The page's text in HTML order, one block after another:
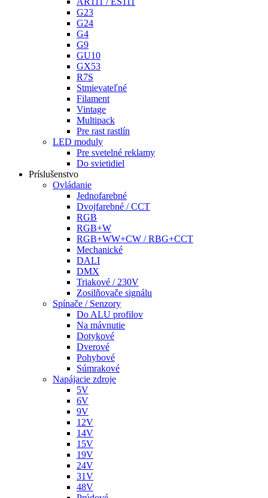
G23
G24
G4
G9
GU10
GX53
R7S
Stmievateľné
Filament
Vintage
Multipack
Pre rast rastlín
LED moduly
Pre svetelné reklamy
Do svietidiel
Príslušenstvo
Ovládanie
Jednofarebné
Dvojfarebné / CCT
RGB
RGB+W
RGB+WW+CW / RBG+CCT
Mechanické
DALI
DMX
Triakové / 230V
Zosilňovače signálu
Spínače / Senzory
Do ALU profilov
Na mávnutie
Dotykové
Dverové
Pohybové
Súmrakové
Napájacie zdroje
5V
6V
9V
12V
14V
15V
19V
24V
31V
48V